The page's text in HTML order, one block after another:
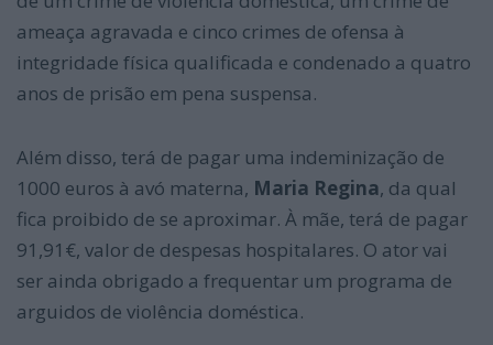
ameaça agravada e cinco crimes de ofensa à
integridade física qualificada e condenado a quatro
anos de prisão em pena suspensa.
Além disso, terá de pagar uma indeminização de
1000 euros à avó materna, Maria Regina, da qual
fica proibido de se aproximar. À mãe, terá de pagar
91,91€, valor de despesas hospitalares. O ator vai
ser ainda obrigado a frequentar um programa de
arguidos de violência doméstica.